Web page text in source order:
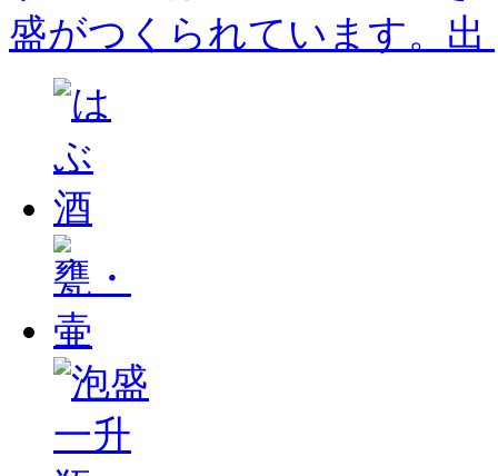
盛がつくられています。